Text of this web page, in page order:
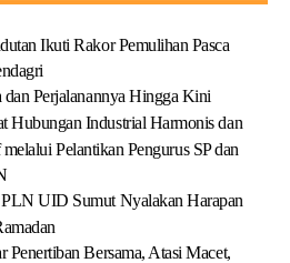
Ikuti Rakor Pemulihan Pasca
dan Perjalanannya Hingga Kini
Hubungan Industrial Harmonis dan
Pelantikan Pengurus SP dan
UID Sumut Nyalakan Harapan
Bersama, Atasi Macet,